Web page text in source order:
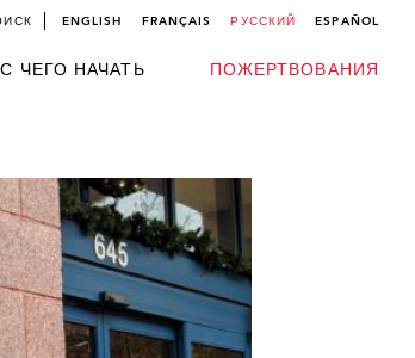
ENGLISH FRANÇAIS РУССКИЙ ESPAÑOL
С ЧЕГО НАЧАТЬ ПОЖЕРТВОВАНИЯ